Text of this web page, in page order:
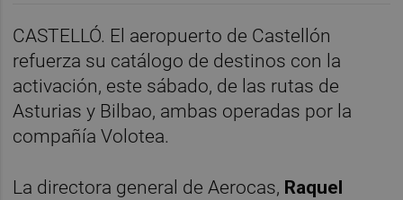
CASTELLÓ. El aeropuerto de Castellón
refuerza su catálogo de destinos con la
activación, este sábado, de las rutas de
Asturias y Bilbao, ambas operadas por la
compañía Volotea.
La directora general de Aerocas, Raquel